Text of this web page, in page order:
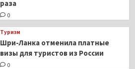
раза
0
Туризм
Шри-Ланка отменила платные
визы для туристов из России
0